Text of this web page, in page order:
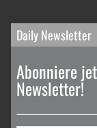
Daily Newsletter
Abonniere
Newsletter!